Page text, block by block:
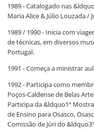
1989 - Catalogado nas
Maria Alice & Júlio Louzada /
1989 / 1990 - Inicia com
de técnicas, em diversos
Portugal.
1991 - Começa a ministrar
1992 - Participa como
Poços-Caldense de Belas
Participa da &ldquo1ª
de Ensino para Osasco,
Comissão de Júri do